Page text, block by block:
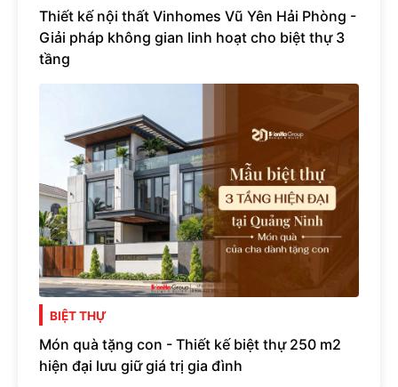
Thiết kế nội thất Vinhomes Vũ Yên Hải Phòng -
Giải pháp không gian linh hoạt cho biệt thự 3
tầng
BIỆT THỰ
Món quà tặng con - Thiết kế biệt thự 250 m2
hiện đại lưu giữ giá trị gia đình